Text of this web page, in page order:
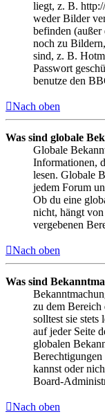
liegt, z. B.
weder Bilder
befinden
noch zu
sind, z. B.
Passwort
benutze den
Nach oben
Was sind globale
Globale
Informationen,
lesen. Globale
jedem Forum
Ob du eine
nicht, hängt
vergebenen
Nach oben
Was sind
zu dem Bereich
solltest sie stets
auf jeder Seite
globalen
Berechtigungen
kannst oder
Board-
Nach oben